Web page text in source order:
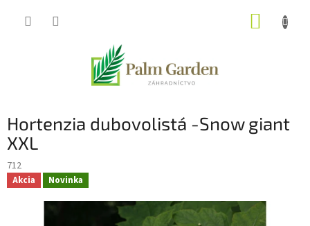
Hortenzia dubovolistá -Snow giant
XXL
712
Akcia Novinka